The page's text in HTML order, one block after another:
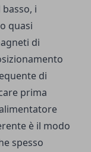
i
quasi
di
di
prima
è il modo
spesso